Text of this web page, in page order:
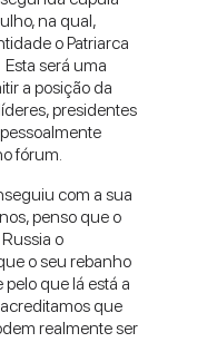
na qual,
o Patriarca
será uma
a posição da
presidentes
fórum.
com a sua
penso que o
o
o seu rebanho
que lá está a
que
realmente ser